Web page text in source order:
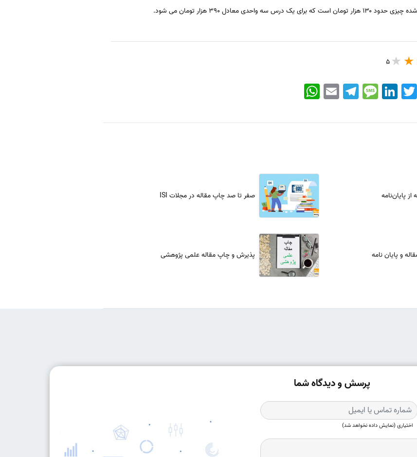
معادل ۳۹۰ هزار تومان می شود.
5
WhatsApp EmailTelegramMessageLinkedIn Twitter
از پایان‌نامه صفر تا صد چاپ مقاله در مجلات ISI
و پایان نامه پذیرش و چاپ مقاله علمی پژوهشی
پرسش و دیدگاه شما
اختیاری (نمایش داده نخواهد شد)